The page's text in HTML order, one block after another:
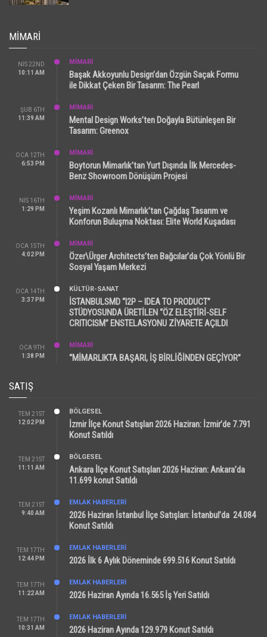
MIMARI
NIS 22ND
10:11 AM
MİMARİ
Başak Akkoyunlu Design’dan Özgün Saçak Formu
ile Dikkat Çeken Bir Tasarım: The Pearl
ŞUB 6TH
11:39 AM
MİMARİ
Mental Design Works’ten Doğayla Bütünleşen Bir
Tasarım: Greenox
OCA 12TH
6:53 PM
MİMARİ
Boytorun Mimarlık’tan Yurt Dışında İlk Mercedes-
Benz Showroom Dönüşüm Projesi
NIS 16TH
1:29 PM
MİMARİ
Yeşim Kozanlı Mimarlık’tan Çağdaş Tasarım ve
Konforun Buluşma Noktası: Elite World Kuşadası
OCA 15TH
4:02 PM
MİMARİ
Özer\Ürger Architects’ten Bağcılar’da Çok Yönlü Bir
Sosyal Yaşam Merkezi
OCA 14TH
3:37 PM
KÜLTÜR-SANAT
İSTANBULSMD “I2P – IDEA TO PRODUCT”
STÜDYOSUNDA ÜRETİLEN “ÖZ ELEŞTİRİ-SELF
CRITICISM” ENSTELASYONU ZİYARETE AÇILDI
OCA 9TH
1:38 PM
MİMARİ
“MİMARLIKTA BAŞARI, İŞ BİRLİĞİNDEN GEÇİYOR”
SATIŞ
TEM 21ST
12:02 PM
BÖLGESEL
İzmir İlçe Konut Satışları 2026 Haziran: İzmir’de 7.791
Konut Satıldı
TEM 21ST
11:11 AM
BÖLGESEL
Ankara İlçe Konut Satışları 2026 Haziran: Ankara’da
11.699 konut Satıldı
TEM 21ST
9:40 AM
EMLAK HABERLERI
2026 Haziran İstanbul İlçe Satışları: İstanbul’da 24.084
Konut Satıldı
TEM 17TH
12:44 PM
EMLAK HABERLERI
2026 İlk 6 Aylık Döneminde 699.516 Konut Satıldı
TEM 17TH
11:22 AM
EMLAK HABERLERI
2026 Haziran Ayında 16.565 İş Yeri Satıldı
TEM 17TH
10:31 AM
EMLAK HABERLERI
2026 Haziran Ayında 129.979 Konut Satıldı